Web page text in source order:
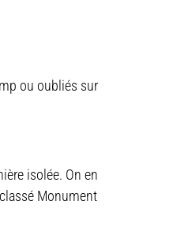
ou oubliés sur
isolée. On en
Monument